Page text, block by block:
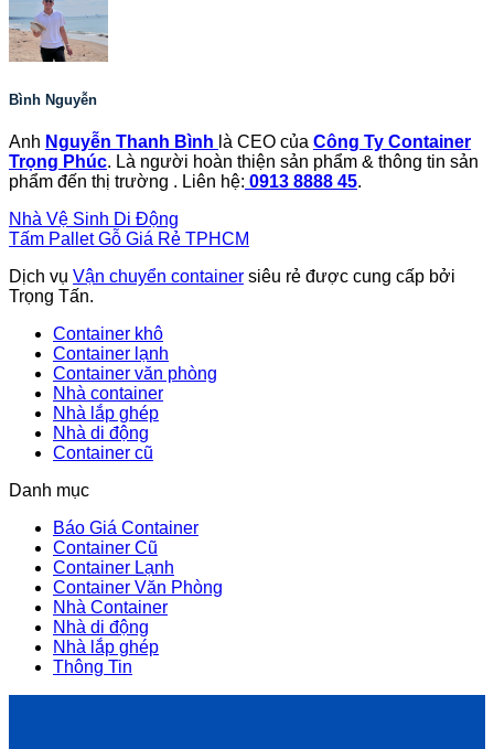
Bình Nguyễn
Anh Nguyễn Thanh Bình là CEO của Công Ty Container
Trọng Phúc. Là người hoàn thiện sản phẩm & thông tin sản
phẩm đến thị trường . Liên hệ: 0913 8888 45.
Nhà Vệ Sinh Di Động
Tấm Pallet Gỗ Giá Rẻ TPHCM
Dịch vụ Vận chuyển container siêu rẻ được cung cấp bởi
Trọng Tấn.
Container khô
Container lạnh
Container văn phòng
Nhà container
Nhà lắp ghép
Nhà di động
Container cũ
Danh mục
Báo Giá Container
Container Cũ
Container Lạnh
Container Văn Phòng
Nhà Container
Nhà di động
Nhà lắp ghép
Thông Tin